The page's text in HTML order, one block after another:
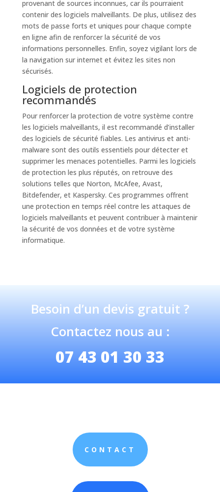
provenant de sources inconnues, car ils pourraient
contenir des logiciels malveillants. De plus, utilisez des
mots de passe forts et uniques pour chaque compte
en ligne afin de renforcer la sécurité de vos
informations personnelles. Enfin, soyez vigilant lors de
la navigation sur internet et évitez les sites non
sécurisés.
Logiciels de protection
recommandés
Pour renforcer la protection de votre système contre
les logiciels malveillants, il est recommandé d’installer
des logiciels de sécurité fiables. Les antivirus et anti-
malware sont des outils essentiels pour détecter et
supprimer les menaces potentielles. Parmi les logiciels
de protection les plus réputés, on retrouve des
solutions telles que Norton, McAfee, Avast,
Bitdefender, et Kaspersky. Ces programmes offrent
une protection en temps réel contre les attaques de
logiciels malveillants et peuvent contribuer à maintenir
la sécurité de vos données et de votre système
informatique.
Besoin d’un devis gratuit ?
Contactez nous au :
07 43 01 30 33
CONTACT